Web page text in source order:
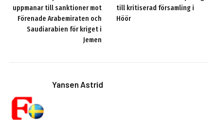
uppmanar till sanktioner mot
Förenade Arabemiraten och
Saudiarabien för kriget i
Jemen
till kritiserad församling i
Höör
Yansen Astrid